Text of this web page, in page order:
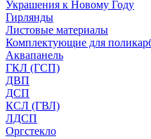
Украшения к Новому Году
Гирлянды
Листовые материалы
Комплектующие для
Аквапанель
ГКЛ (ГСП)
ДВП
ДСП
КСЛ (ГВЛ)
ЛДСП
Оргстекло